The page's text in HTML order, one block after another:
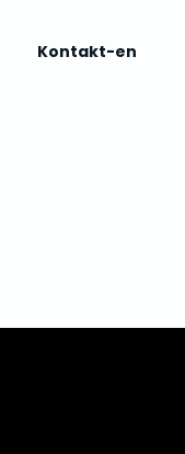
Kontakt-en